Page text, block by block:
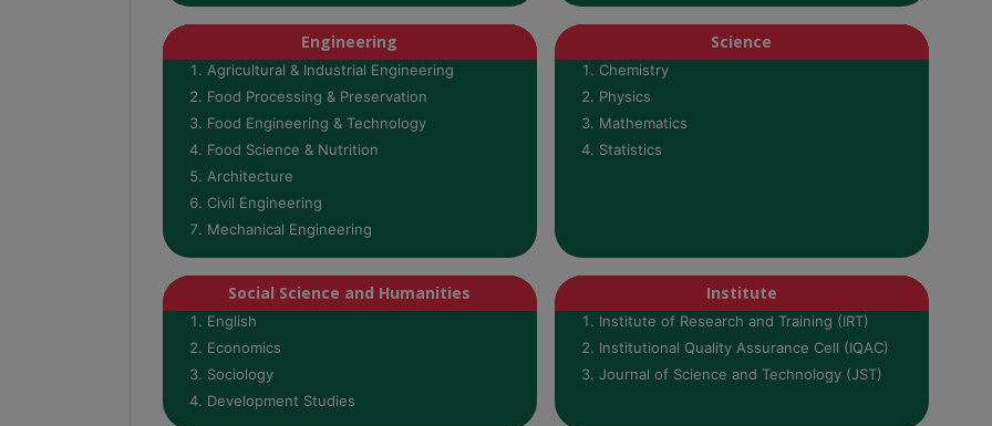
Engineering
Agricultural & Industrial Engineering
Food Processing & Preservation
Food Engineering & Technology
Food Science & Nutrition
Architecture
Civil Engineering
Mechanical Engineering
Science
Chemistry
Physics
Mathematics
Statistics
Social Science and Humanities
English
Economics
Sociology
Development Studies
Institute
Institute of Research and Training (IRT)
Institutional Quality Assurance Cell (IQAC)
Journal of Science and Technology (JST)